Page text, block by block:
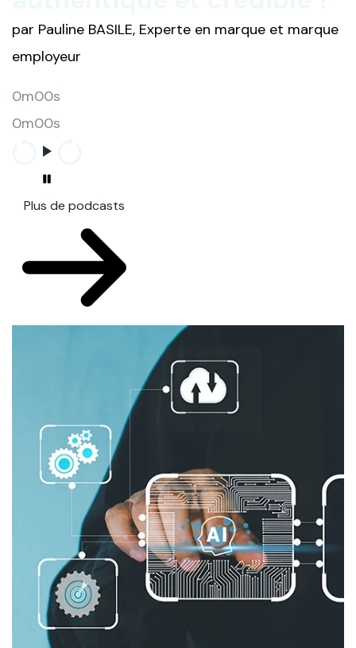
par Pauline BASILE, Experte en marque et marque
employeur
0m00s
0m00s
Plus de podcasts